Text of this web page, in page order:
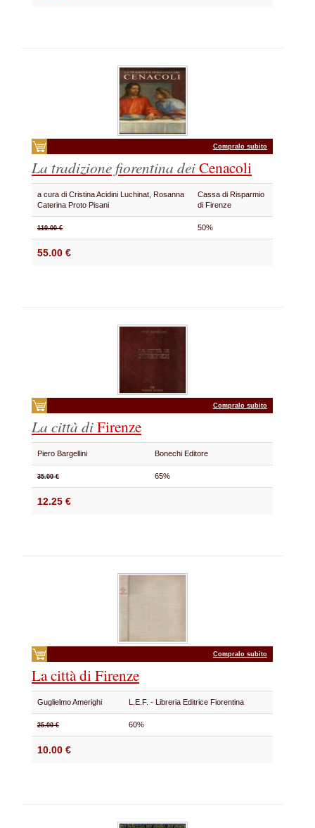
Compralo subito
La tradizione fiorentina deiCenacoli
a cura di Cristina Acidini Luchinat, Rosanna
Caterina Proto Pisani
Cassa di Risparmio
di Firenze
110.00 € 50%
55.00 €
Compralo subito
La città diFirenze
Piero Bargellini Bonechi Editore
35.00 € 65%
12.25 €
Compralo subito
La città di Firenze
Guglielmo Amerighi L.E.F. - Libreria Editrice Fiorentina
25.00 € 60%
10.00 €